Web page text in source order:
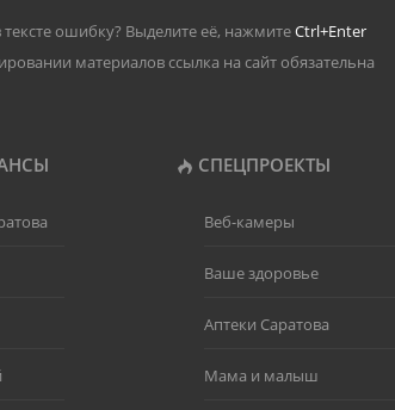
ошибку? Выделите её, нажмитеCtrl+Enter
материалов ссылка на сайт обязательна
СПЕЦПРОЕКТЫ
Веб-камеры
Ваше здоровье
Аптеки Саратова
Мама и малыш